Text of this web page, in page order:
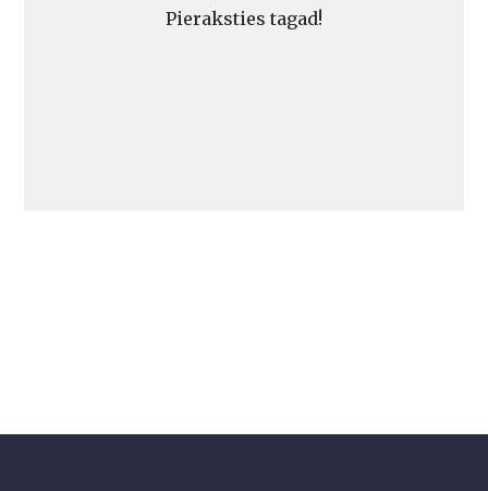
Pieraksties tagad!